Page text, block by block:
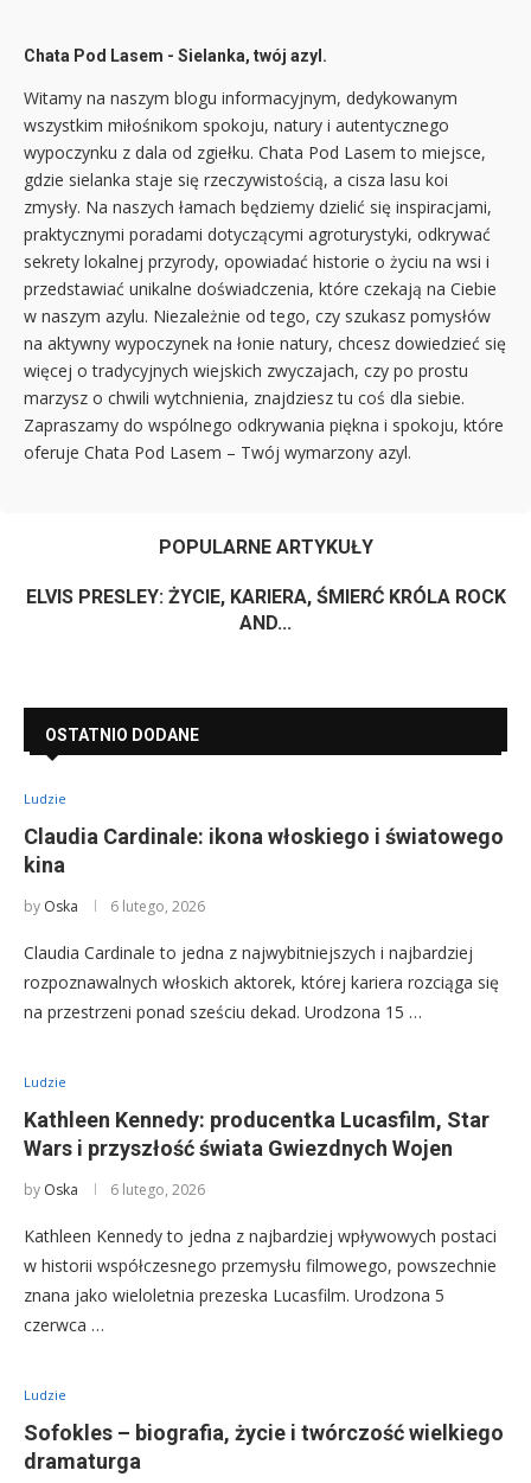
Chata Pod Lasem - Sielanka, twój azyl.
Witamy na naszym blogu informacyjnym, dedykowanym
wszystkim miłośnikom spokoju, natury i autentycznego
wypoczynku z dala od zgiełku. Chata Pod Lasem to miejsce,
gdzie sielanka staje się rzeczywistością, a cisza lasu koi
zmysły. Na naszych łamach będziemy dzielić się inspiracjami,
praktycznymi poradami dotyczącymi agroturystyki, odkrywać
sekrety lokalnej przyrody, opowiadać historie o życiu na wsi i
przedstawiać unikalne doświadczenia, które czekają na Ciebie
w naszym azylu. Niezależnie od tego, czy szukasz pomysłów
na aktywny wypoczynek na łonie natury, chcesz dowiedzieć się
więcej o tradycyjnych wiejskich zwyczajach, czy po prostu
marzysz o chwili wytchnienia, znajdziesz tu coś dla siebie.
Zapraszamy do wspólnego odkrywania piękna i spokoju, które
oferuje Chata Pod Lasem – Twój wymarzony azyl.
POPULARNE ARTYKUŁY
ELVIS PRESLEY: ŻYCIE, KARIERA, ŚMIERĆ KRÓLA ROCK
AND...
OSTATNIO DODANE
Ludzie
Claudia Cardinale: ikona włoskiego i światowego
kina
by Oska 6 lutego, 2026
Claudia Cardinale to jedna z najwybitniejszych i najbardziej
rozpoznawalnych włoskich aktorek, której kariera rozciąga się
na przestrzeni ponad sześciu dekad. Urodzona 15 …
Ludzie
Kathleen Kennedy: producentka Lucasfilm, Star
Wars i przyszłość świata Gwiezdnych Wojen
by Oska 6 lutego, 2026
Kathleen Kennedy to jedna z najbardziej wpływowych postaci
w historii współczesnego przemysłu filmowego, powszechnie
znana jako wieloletnia prezeska Lucasfilm. Urodzona 5
czerwca …
Ludzie
Sofokles – biografia, życie i twórczość wielkiego
dramaturga